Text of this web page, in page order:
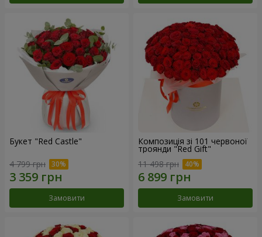
Букет "Red Castle"
4 799 грн
Замовити
Композиція зі 101 червоної
троянди "Red Gift"
11 498 грн
Замовити